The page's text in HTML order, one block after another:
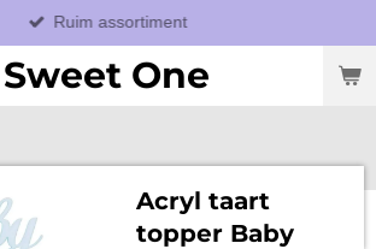
Sweet One
Ruim assortiment
Acryl taart
topper Baby